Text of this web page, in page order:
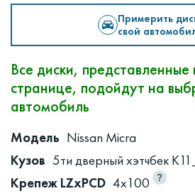
Примерить
свой
Все диски, представленные
странице, подойдут на
автомобиль
Модель Nissan Micra
Кузов 5ти дверный хэтчбек
Крепеж LZxPCD 4x100